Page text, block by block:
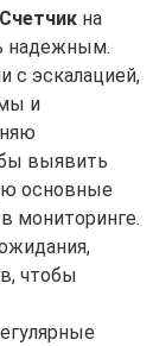
Счетчик на
надежным.
с эскалацией,
и
выявить
основные
мониторинге.
чтобы